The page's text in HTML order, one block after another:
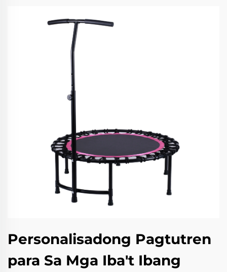
Personalisadong Pagtutren
para Sa Mga Iba't Ibang